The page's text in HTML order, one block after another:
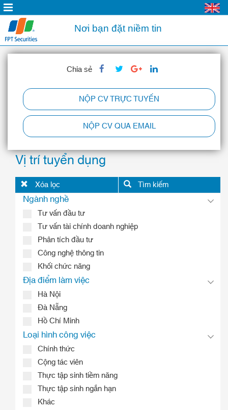
Nơi bạn đặt niềm tin
Chia sẻ
NỘP CV TRỰC TUYẾN
NỘP CV QUA EMAIL
Vị trí tuyển dụng
Xóa lọc Tìm kiếm
Ngành nghề
Tư vấn đầu tư
Tư vấn tài chính doanh nghiệp
Phân tích đầu tư
Công nghệ thông tin
Khối chức năng
Địa điểm làm việc
Hà Nội
Đà Nẵng
Hồ Chí Minh
Loại hình công việc
Chính thức
Cộng tác viên
Thực tập sinh tiềm năng
Thực tập sinh ngắn hạn
Khác